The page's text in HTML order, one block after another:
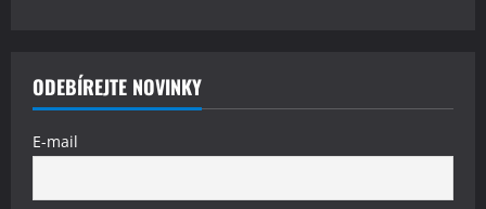
ODEBÍREJTE NOVINKY
E-mail